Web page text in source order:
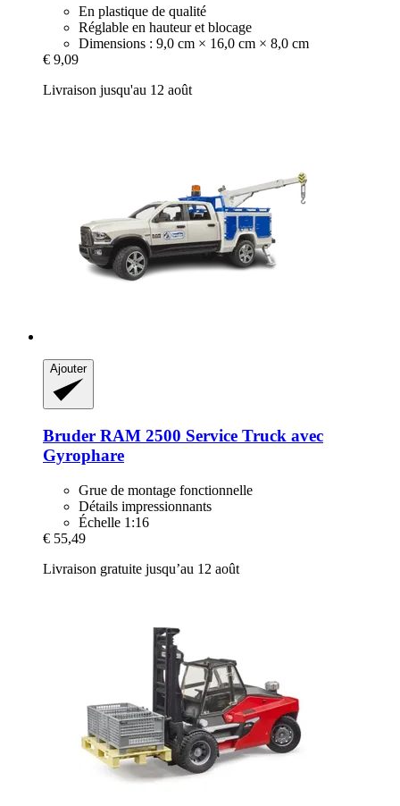
En plastique de qualité
Réglable en hauteur et blocage
Dimensions : 9,0 cm × 16,0 cm × 8,0 cm
€ 9,09
Livraison jusqu'au 12 août
Ajouter
Bruder RAM 2500 Service Truck avec
Gyrophare
Grue de montage fonctionnelle
Détails impressionnants
Échelle 1:16
€ 55,49
Livraison gratuite jusqu’au 12 août